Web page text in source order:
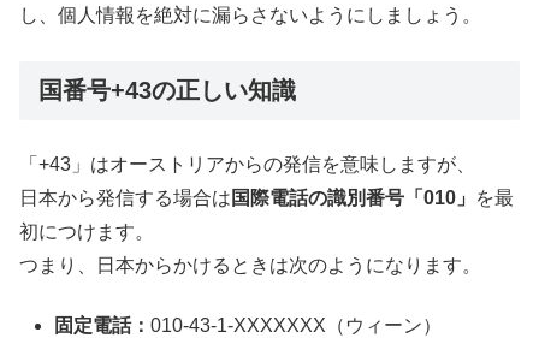
し、個人情報を絶対に漏らさないようにしましょう。
国番号+43の正しい知識
「+43」はオーストリアからの発信を意味しますが、
日本から発信する場合は 国際電話の識別番号「010」
を最
初につけます。
つまり、日本からかけるときは次のようになります。
固定電話：010-43-1-XXXXXXX（ウィーン）